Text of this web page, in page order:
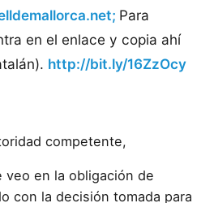
Para
en el enlace y copia ahí
http://bit.ly/16ZzOcy
competente,
veo en la obligación de
con la decisión tomada para